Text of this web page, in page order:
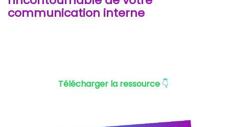
communication interne
Télécharger la ressource 👇